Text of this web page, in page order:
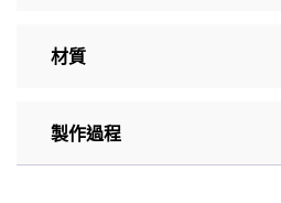
材質
製作過程